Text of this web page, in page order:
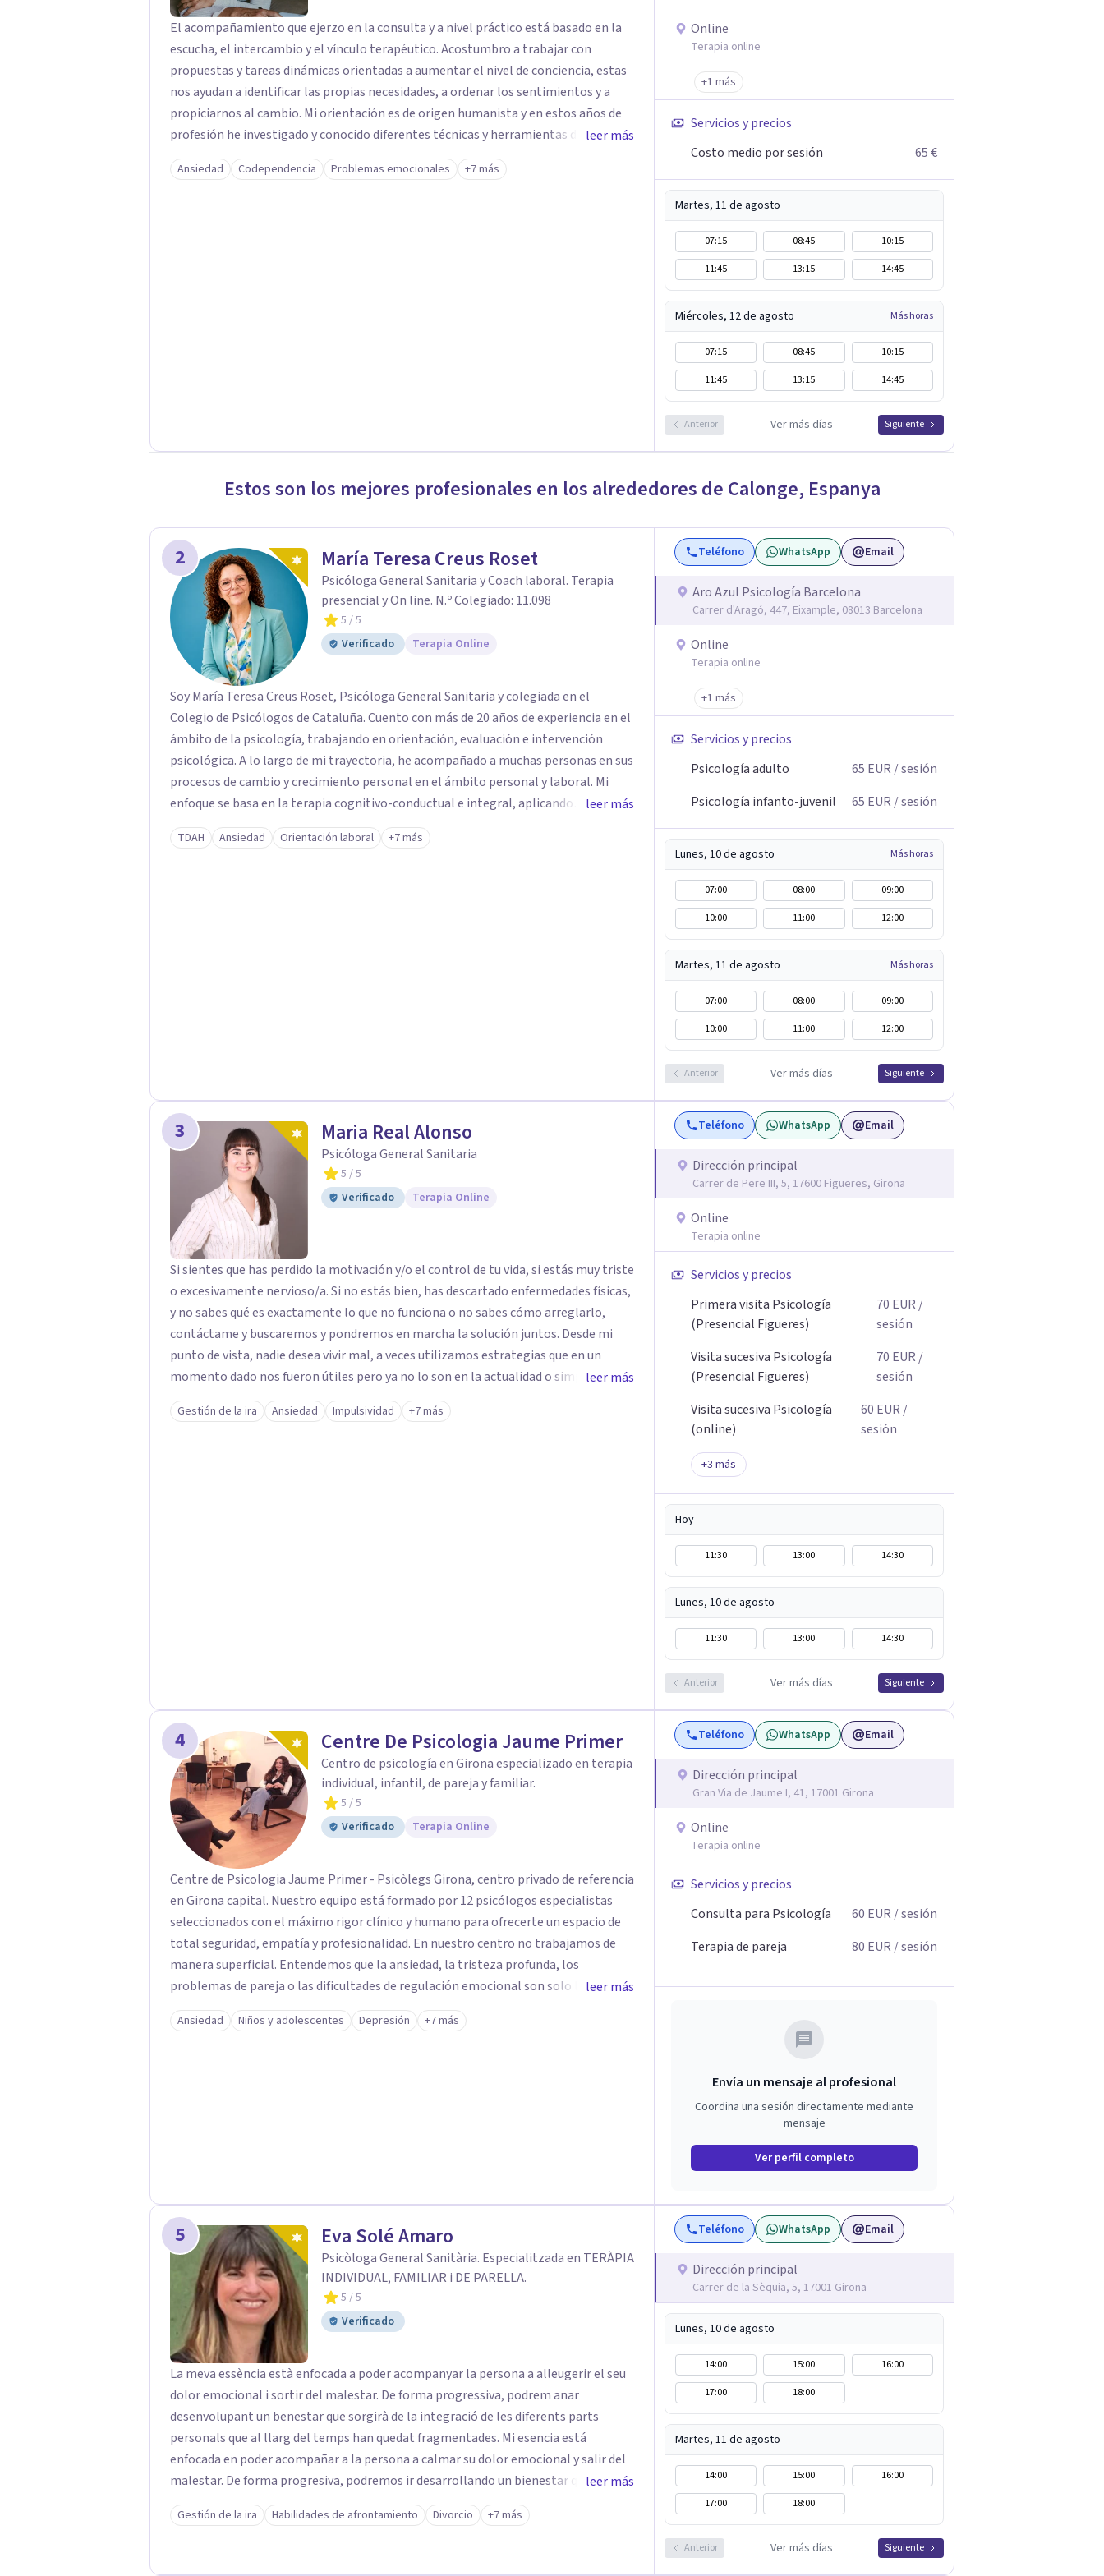
El acompañamiento que ejerzo en la consulta y a nivel práctico está basado en la
escucha, el intercambio y el vínculo terapéutico. Acostumbro a trabajar con
propuestas y tareas dinámicas orientadas a aumentar el nivel de conciencia, estas
nos ayudan a identificar las propias necesidades, a ordenar los sentimientos y a
propiciarnos al cambio. Mi orientación es de origen humanista y en estos años de
profesión he investigado y conocido diferentes técnicas y herramientas de trabajo.
Métodos terapéuticos que perciben al ser humano como su totalidad: psique,
cuerpo y emoción, para mejorar el estado interno de las personas y conseguir estar
leer más
Ansiedad Codependencia Problemas emocionales +7 más
Online
Terapia online
+1 más
Servicios y precios
Costo medio por sesión
65 €
Martes, 11 de agosto
07:15 08:45
10:15
11:45
13:15 14:45
Miércoles, 12 de agosto Más horas
07:15 08:45
10:15
11:45
13:15 14:45
Anterior Ver más días Siguiente
Estos son los mejores profesionales en los alrededores de Calonge, Espanya
2 María Teresa Creus Roset
Psicóloga General Sanitaria y Coach laboral. Terapia
presencial y On line. N.º Colegiado: 11.098
5 / 5
Verificado
Terapia Online
Soy María Teresa Creus Roset, Psicóloga General Sanitaria y colegiada en el
Colegio de Psicólogos de Cataluña. Cuento con más de 20 años de experiencia en el
ámbito de la psicología, trabajando en orientación, evaluación e intervención
psicológica. A lo largo de mi trayectoria, he acompañado a muchas personas en sus
procesos de cambio y crecimiento personal en el ámbito personal y laboral. Mi
enfoque se basa en la terapia cognitivo-conductual e integral, aplicando
metodologías y técnicas respaldadas por la evidencia científica. En sesión, además
de escuchar, te proporciono herramientas prácticas y efectivas para que puedas
leer más
TDAH Ansiedad Orientación laboral +7 más
Teléfono WhatsApp Email
Aro Azul Psicología Barcelona
Carrer d'Aragó, 447, Eixample, 08013 Barcelona
Online
Terapia online
+1 más
Servicios y precios
Psicología adulto
65 EUR / sesión
Psicología infanto-juvenil
65 EUR / sesión
Lunes, 10 de agosto Más horas
07:00 08:00
09:00
10:00
11:00 12:00
Martes, 11 de agosto Más horas
07:00 08:00
09:00
10:00
11:00 12:00
Anterior Ver más días Siguiente
3 Maria Real Alonso
Psicóloga General Sanitaria
5 / 5
Verificado
Terapia Online
Si sientes que has perdido la motivación y/o el control de tu vida, si estás muy triste
o excesivamente nervioso/a. Si no estás bien, has descartado enfermedades físicas,
y no sabes qué es exactamente lo que no funciona o no sabes cómo arreglarlo,
contáctame y buscaremos y pondremos en marcha la solución juntos. Desde mi
punto de vista, nadie desea vivir mal, a veces utilizamos estrategias que en un
momento dado nos fueron útiles pero ya no lo son en la actualidad o simplemente
desconocemos formas alternativas más adecuadas de hacer las cosas, de plantear
la situación o de gestionar nuestras emociones. Mi trabajo es analizar las
leer más
Gestión de la ira Ansiedad Impulsividad +7 más
Teléfono WhatsApp Email
Dirección principal
Carrer de Pere III, 5, 17600 Figueres, Girona
Online
Terapia online
Servicios y precios
Primera visita Psicología
(Presencial Figueres)
70 EUR /
sesión
Visita sucesiva Psicología
(Presencial Figueres)
70 EUR /
sesión
Visita sucesiva Psicología
(online)
60 EUR /
sesión
+3 más
Hoy
11:30 13:00 14:30
Lunes, 10 de agosto
11:30 13:00 14:30
Anterior Ver más días Siguiente
4 Centre De Psicologia Jaume Primer
Centro de psicología en Girona especializado en terapia
individual, infantil, de pareja y familiar.
5 / 5
Verificado
Terapia Online
Centre de Psicologia Jaume Primer - Psicòlegs Girona, centro privado de referencia
en Girona capital. Nuestro equipo está formado por 12 psicólogos especialistas
seleccionados con el máximo rigor clínico y humano para ofrecerte un espacio de
total seguridad, empatía y profesionalidad. En nuestro centro no trabajamos de
manera superficial. Entendemos que la ansiedad, la tristeza profunda, los
problemas de pareja o las dificultades de regulación emocional son solo la "punta
del iceberg" de heridas, necesidades o patrones que piden ser escuchados con
cuidado. Nuestro objetivo no es solo poner un parche al síntoma, sino
Generación (ACT, Mindfulness).
leer más
Ansiedad Niños y adolescentes Depresión +7 más
Teléfono WhatsApp Email
Dirección principal
Gran Via de Jaume I, 41, 17001 Girona
Online
Terapia online
Servicios y precios
Consulta para Psicología
60 EUR / sesión
Terapia de pareja
80 EUR / sesión
Envía un mensaje al profesional
Coordina una sesión directamente mediante
mensaje
Ver perfil completo
5 Eva Solé Amaro
Psicòloga General Sanitària. Especialitzada en TERÀPIA
INDIVIDUAL, FAMILIAR i DE PARELLA.
5 / 5
Verificado
La meva essència està enfocada a poder acompanyar la persona a alleugerir el seu
dolor emocional i sortir del malestar. De forma progressiva, podrem anar
desenvolupant un benestar que sorgirà de la integració de les diferents parts
personals que al llarg del temps han quedat fragmentades. Mi esencia está
enfocada en poder acompañar a la persona a calmar su dolor emocional y salir del
malestar. De forma progresiva, podremos ir desarrollando un bienestar que surgirá
de la integración de las diferentes partes de la persona que a lo largo del tiempo
han quedado fragmentadas.
leer más
Gestión de la ira Habilidades de afrontamiento Divorcio +7 más
Teléfono WhatsApp Email
Dirección principal
Carrer de la Sèquia, 5, 17001 Girona
Lunes, 10 de agosto
14:00 15:00
16:00
17:00
18:00
Martes, 11 de agosto
14:00 15:00
16:00
17:00
18:00
Anterior Ver más días Siguiente